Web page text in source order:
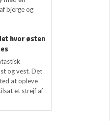
bjerge og
hvor østen
og vest. Det
at opleve
et strejf af